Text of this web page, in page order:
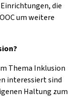
die
um weitere
Thema Inklusion
interessiert sind
Haltung zum